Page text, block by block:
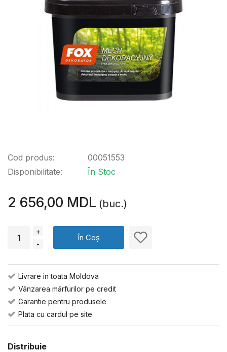
Cod produs:
Disponibilitate:
00051553
În Stoc
2 656,00 MDL (buc.)
+
-
În Coș
Livrare in toata Moldova
Vânzarea mărfurilor pe credit
Garantie pentru produsele
Plata cu cardul pe site
Distribuie